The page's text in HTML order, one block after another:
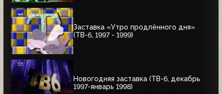
Заставка «Утро продлённого дня»
(ТВ-6, 1997 - 1999)
Новогодняя заставка (ТВ-6, декабрь
1997-январь 1998)